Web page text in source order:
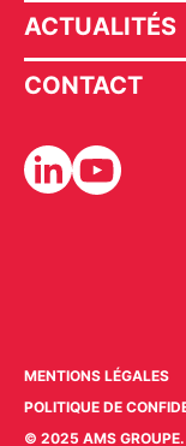
ACTUALITÉS
CONTACT
MENTIONS LÉGALES
POLITIQUE DE
© 2025 AMS GROUPE.